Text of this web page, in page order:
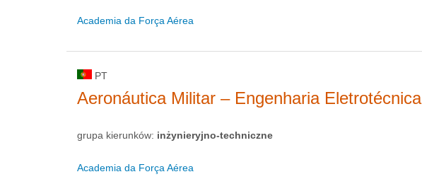
Academia da Força Aérea
PT
Aeronáutica Militar – Engenharia Eletrotécnica
grupa kierunków: inżynieryjno-techniczne
Academia da Força Aérea